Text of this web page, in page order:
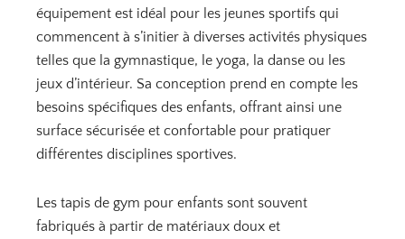
équipement est idéal pour les jeunes sportifs qui
commencent à s’initier à diverses activités physiques
telles que la gymnastique, le yoga, la danse ou les
jeux d’intérieur. Sa conception prend en compte les
besoins spécifiques des enfants, offrant ainsi une
surface sécurisée et confortable pour pratiquer
différentes disciplines sportives.
Les tapis de gym pour enfants sont souvent
fabriqués à partir de matériaux doux et